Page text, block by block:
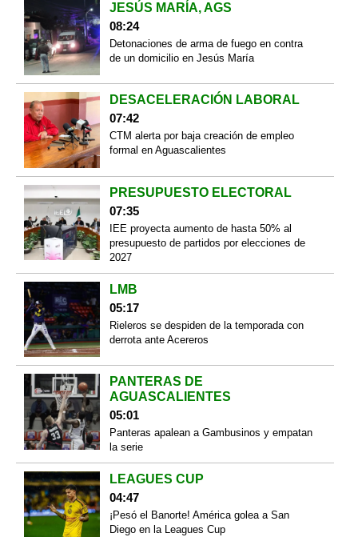
JESÚS MARÍA, AGS
08:24
Detonaciones de arma de fuego en contra
de un domicilio en Jesús María
DESACELERACIÓN LABORAL
07:42
CTM alerta por baja creación de empleo
formal en Aguascalientes
PRESUPUESTO ELECTORAL
07:35
IEE proyecta aumento de hasta 50% al
presupuesto de partidos por elecciones de
2027
LMB
05:17
Rieleros se despiden de la temporada con
derrota ante Acereros
PANTERAS DE
AGUASCALIENTES
05:01
Panteras apalean a Gambusinos y empatan
la serie
LEAGUES CUP
04:47
¡Pesó el Banorte! América golea a San
Diego en la Leagues Cup